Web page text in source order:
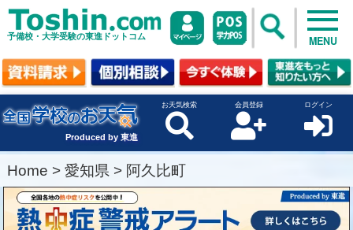
予備校・大学受験の東進ドットコム MENU
Produced by 東進
お天気検索 会員登録 ログイン
Home > 愛知県 > 阿久比町